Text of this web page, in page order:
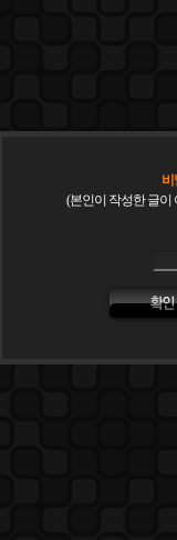
비
(본인이 작성한 글이